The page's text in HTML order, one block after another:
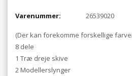
Varenummer: 26539020
(Der kan forekomme forskellige
8 dele
1 Træ dreje skive
2 Modellerslynger